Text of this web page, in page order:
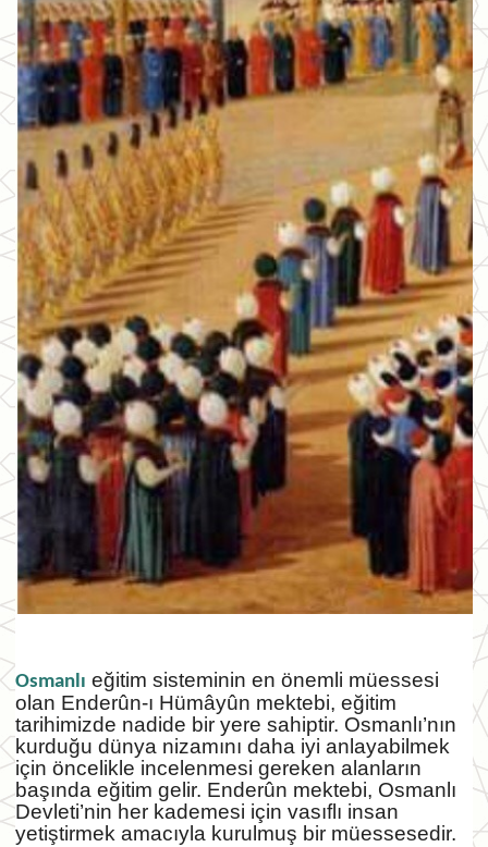
Osmanlı eğitim sisteminin en önemli müessesi
olan Enderûn-ı Hümâyûn mektebi, eğitim
tarihimizde nadide bir yere sahiptir. Osmanlı’nın
kurduğu dünya nizamını daha iyi anlayabilmek
için öncelikle incelenmesi gereken alanların
başında eğitim gelir. Enderûn mektebi, Osmanlı
Devleti’nin her kademesi için vasıflı insan
yetiştirmek amacıyla kurulmuş bir müessesedir.